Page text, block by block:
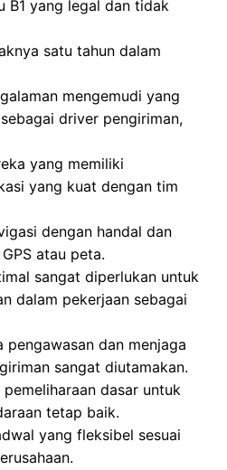
B1 yang legal dan tidak
satu tahun dalam
mengemudi yang
driver pengiriman,
yang memiliki
yang kuat dengan tim
dengan handal dan
atau peta.
sangat diperlukan untuk
dalam pekerjaan sebagai
pengawasan dan menjaga
sangat diutamakan.
dasar untuk
tetap baik.
yang fleksibel sesuai